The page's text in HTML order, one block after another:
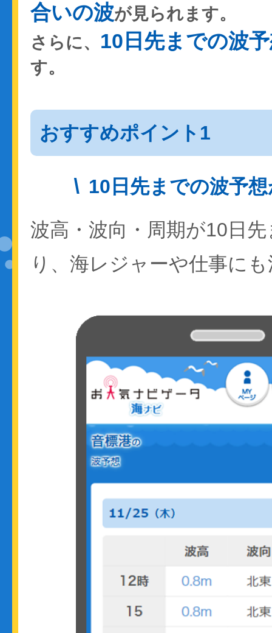
合いの波が見られます。
さらに、 10日先までの波
す。
おすすめポイント1
10日先までの波予
波高・波向・周期が10日
り、海レジャーや仕事に